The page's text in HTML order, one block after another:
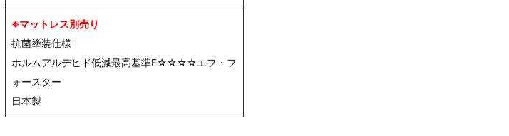
※マットレス別売り
抗菌塗装仕様
ホルムアルデヒド低減最高基準F☆☆☆☆エフ・フ
ォースター
日本製